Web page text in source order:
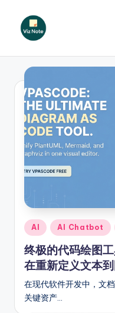
iz
N
o
t
e
S
m
p
li
fi
e
d
Posted
in
AI AI Chatbot
终极的代码绘图
在重新定义文本
在现代软件开发中，文
关键资产…